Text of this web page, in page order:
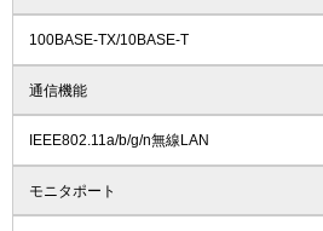
100BASE-TX/10BASE-T
通信機能
IEEE802.11a/b/g/n無線LAN
モニタポート